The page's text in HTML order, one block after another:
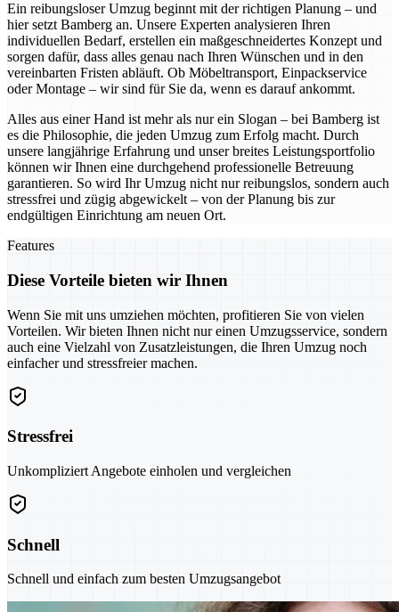
Ein reibungsloser Umzug beginnt mit der richtigen Planung – und
hier setzt Bamberg an. Unsere Experten analysieren Ihren
individuellen Bedarf, erstellen ein maßgeschneidertes Konzept und
sorgen dafür, dass alles genau nach Ihren Wünschen und in den
vereinbarten Fristen abläuft. Ob Möbeltransport, Einpackservice
oder Montage – wir sind für Sie da, wenn es darauf ankommt.
Alles aus einer Hand ist mehr als nur ein Slogan – bei Bamberg ist
es die Philosophie, die jeden Umzug zum Erfolg macht. Durch
unsere langjährige Erfahrung und unser breites Leistungsportfolio
können wir Ihnen eine durchgehend professionelle Betreuung
garantieren. So wird Ihr Umzug nicht nur reibungslos, sondern auch
stressfrei und zügig abgewickelt – von der Planung bis zur
endgültigen Einrichtung am neuen Ort.
Features
Diese Vorteile bieten wir Ihnen
Wenn Sie mit uns umziehen möchten, profitieren Sie von vielen
Vorteilen. Wir bieten Ihnen nicht nur einen Umzugsservice, sondern
auch eine Vielzahl von Zusatzleistungen, die Ihren Umzug noch
einfacher und stressfreier machen.
Stressfrei
Unkompliziert Angebote einholen und vergleichen
Schnell
Schnell und einfach zum besten Umzugsangebot